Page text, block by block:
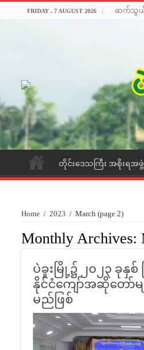
FRIDAY , 7 AUGUST 2026 ဆက်သွယ်
တိုင်းဒေသကြီး အစိုးရအဖွဲ့
Home / 2023 / March (page 2)
Monthly Archives:
ပဲခူးမြို့၌ ၂၀၂၃ ခုနှစ်
နိုင်ငံကျော်အဆိုတော်မ
မည်ဖြစ်